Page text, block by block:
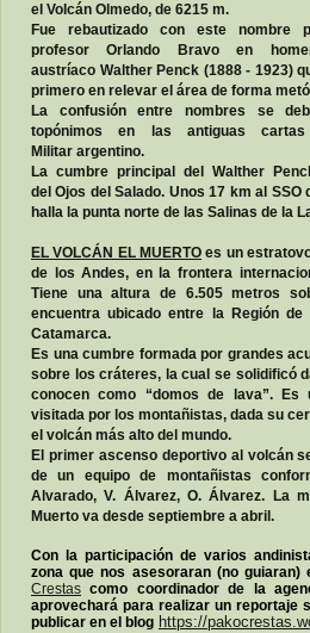
el Volcán Olmedo, de 6215 m.
Fue rebautizado con este nombre
profesor Orlando Bravo en
austríaco Walther Penck (1888 - 1923)
primero en relevar el área de forma
La confusión entre nombres se
topónimos en las antiguas
Militar argentino.
La cumbre principal del Walther
del Ojos del Salado. Unos 17 km al
halla la punta norte de las Salinas de la
EL VOLCÁN EL MUERTO es un
de los Andes, en la frontera
Tiene una altura de 6.505 metros
encuentra ubicado entre la Región
Catamarca.
Es una cumbre formada por grandes
sobre los cráteres, la cual se solidificó
conocen como “domos de lava”. Es
visitada por los montañistas, dada su
el volcán más alto del mundo.
El primer ascenso deportivo al volcán
de un equipo de montañistas
Alvarado, V. Álvarez, O. Álvarez. La
Muerto va desde septiembre a abril.
Con la participación de varios
zona que nos asesoraran (no
Crestas como coordinador de la
aprovechará para realizar un reportaje
publicar en el blog https://